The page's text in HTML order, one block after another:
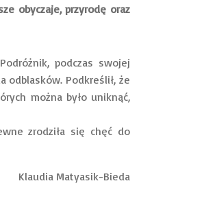
obyczaje, przyrodę oraz
podczas swojej
odblasków. Podkreślił, że
można było uniknąć,
zrodziła się chęć do
Klaudia Matyasik-Bieda